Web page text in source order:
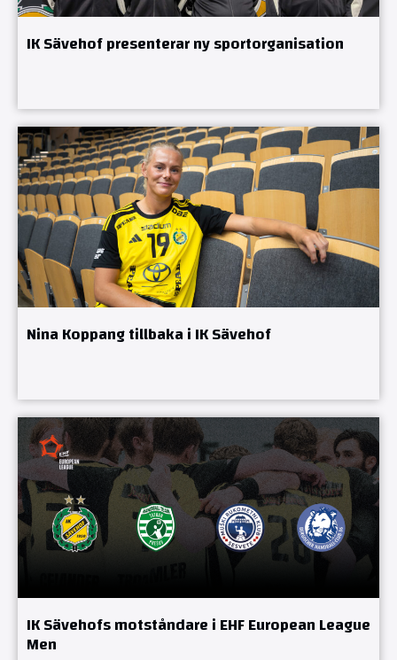
IK Sävehof presenterar ny sportorganisation
Nina Koppang tillbaka i IK Sävehof
IK Sävehofs motståndare i EHF European League
Men